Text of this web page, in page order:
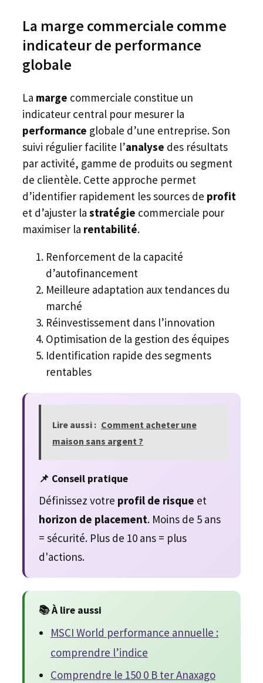
La marge commerciale comme
indicateur de performance
globale
La marge commerciale constitue un
indicateur central pour mesurer la
performance globale d’une entreprise. Son
suivi régulier facilite l’analyse des résultats
par activité, gamme de produits ou segment
de clientèle. Cette approche permet
d’identifier rapidement les sources de profit
et d’ajuster la stratégie commerciale pour
maximiser la rentabilité.
Renforcement de la capacité
d’autofinancement
Meilleure adaptation aux tendances du
marché
Réinvestissement dans l’innovation
Optimisation de la gestion des équipes
Identification rapide des segments
rentables
Lire aussi : Comment acheter une
maison sans argent ?
📌 Conseil pratique
Définissez votre profil de risque et
horizon de placement. Moins de 5 ans
= sécurité. Plus de 10 ans = plus
d'actions.
📚 À lire aussi
MSCI World performance annuelle :
comprendre l’indice
Comprendre le 150 0 B ter Anaxago